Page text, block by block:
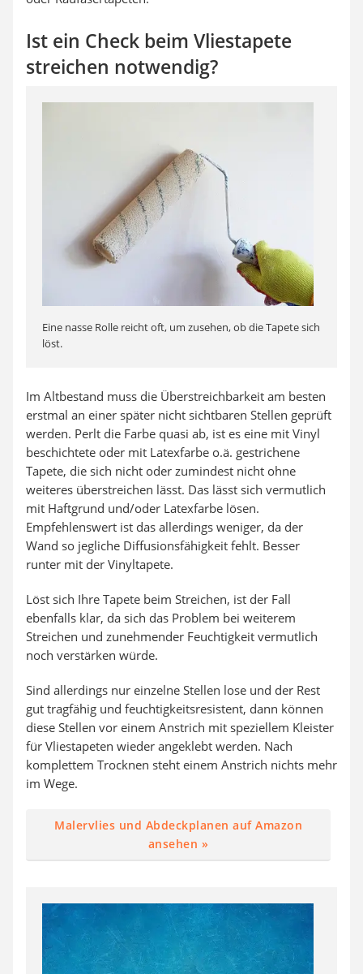
Ist ein Check beim Vliestapete
streichen notwendig?
Eine nasse Rolle reicht oft, um zusehen, ob die Tapete sich
löst.
Im Altbestand muss die Überstreichbarkeit am besten
erstmal an einer später nicht sichtbaren Stellen geprüft
werden. Perlt die Farbe quasi ab, ist es eine mit Vinyl
beschichtete oder mit Latexfarbe o.ä. gestrichene
Tapete, die sich nicht oder zumindest nicht ohne
weiteres überstreichen lässt. Das lässt sich vermutlich
mit Haftgrund und/oder Latexfarbe lösen.
Empfehlenswert ist das allerdings weniger, da der
Wand so jegliche Diffusionsfähigkeit fehlt. Besser
runter mit der Vinyltapete.
Löst sich Ihre Tapete beim Streichen, ist der Fall
ebenfalls klar, da sich das Problem bei weiterem
Streichen und zunehmender Feuchtigkeit vermutlich
noch verstärken würde.
Sind allerdings nur einzelne Stellen lose und der Rest
gut tragfähig und feuchtigkeitsresistent, dann können
diese Stellen vor einem Anstrich mit speziellem Kleister
für Vliestapeten wieder angeklebt werden. Nach
komplettem Trocknen steht einem Anstrich nichts mehr
im Wege.
Malervlies und Abdeckplanen auf Amazon
ansehen »